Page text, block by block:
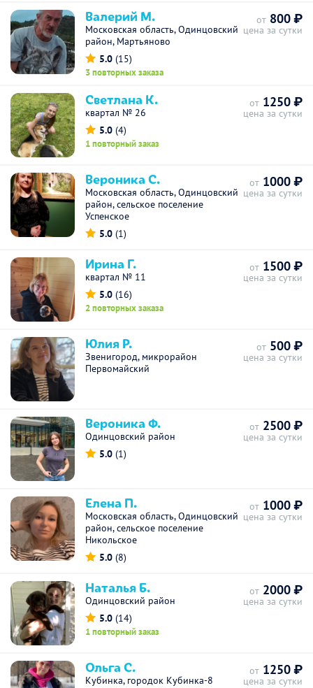
Валерий М.
Московская область, Одинцовский
район, Мартьяново
5.0 (15)
3 повторных заказа
от 800 ₽
цена за сутки
Светлана К.
квартал № 26
5.0 (4)
1 повторный заказ
от 1250 ₽
цена за сутки
Вероника С.
Московская область, Одинцовский
район, сельское поселение
Успенское
5.0 (1)
от 1000 ₽
цена за сутки
Ирина Г.
квартал № 11
5.0 (16)
2 повторных заказа
от 1500 ₽
цена за сутки
Юлия Р.
Звенигород, микрорайон
Первомайский
от 500 ₽
цена за сутки
Вероника Ф.
Одинцовский район
5.0 (1)
от 2500 ₽
цена за сутки
Елена П.
Московская область, Одинцовский
район, сельское поселение
Никольское
5.0 (8)
от 1000 ₽
цена за сутки
Наталья Б.
Одинцовский район
5.0 (14)
1 повторный заказ
от 2000 ₽
цена за сутки
Ольга С.
Кубинка, городок Кубинка-8
от 1250 ₽
цена за сутки